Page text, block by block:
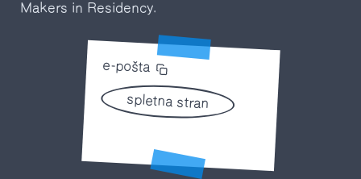
Makers in Residency.
e-pošta
spletna stran